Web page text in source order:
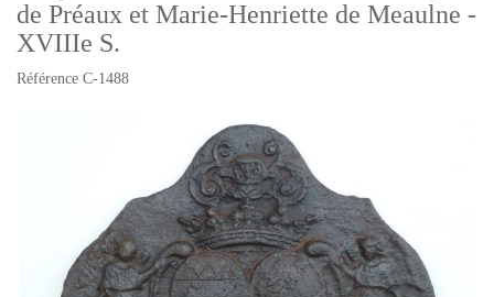
de Préaux et Marie-Henriette de Meaulne -
XVIIIe S.
Référence C-1488